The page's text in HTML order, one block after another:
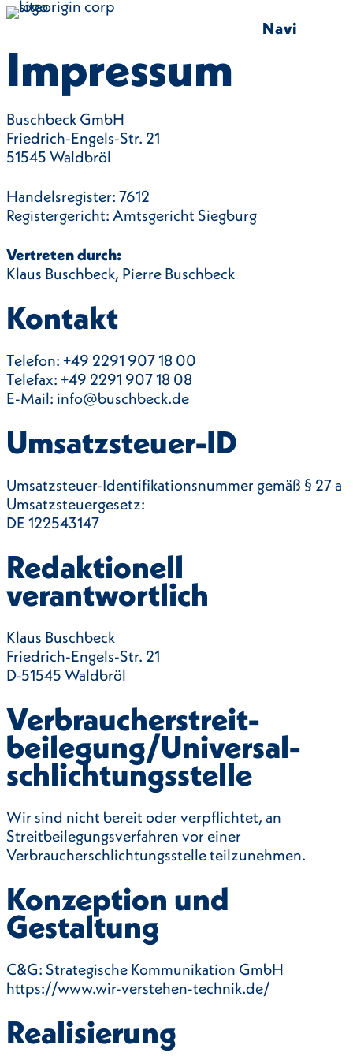
Navi
Skip
Impressum
Buschbeck GmbH
Friedrich-Engels-Str. 21
51545 Waldbröl
Handelsregister: 7612
Registergericht: Amtsgericht Siegburg
Vertreten durch:
Klaus Buschbeck, Pierre Buschbeck
Kontakt
Telefon: +49 2291 907 18 00
Telefax: +49 2291 907 18 08
E-Mail: info@buschbeck.de
Umsatzsteuer-ID
Umsatzsteuer-Identifikationsnummer gemäß § 27 a
Umsatzsteuergesetz:
DE 122543147
Redaktionell
verantwortlich
Klaus Buschbeck
Friedrich-Engels-Str. 21
D-51545 Waldbröl
Verbraucher­streit­
beilegung/Universal­
schlichtungs­stelle
Wir sind nicht bereit oder verpflichtet, an
Streitbeilegungsverfahren vor einer
Verbraucherschlichtungsstelle teilzunehmen.
Konzeption und
Gestaltung
C&G: Strategische Kommunikation GmbH
https://www.wir-verstehen-technik.de/
Realisierung